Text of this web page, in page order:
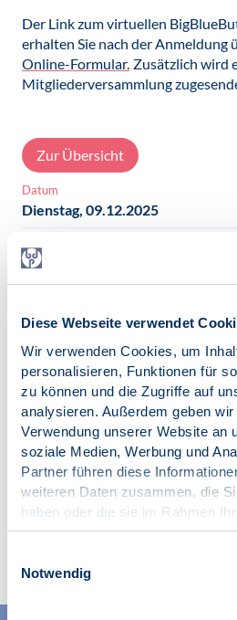
Diese Webseite verwendet
Wir verwenden Cookies, um
personalisieren, Funktionen für
zu können und die Zugriffe auf
analysieren. Außerdem geben
Verwendung unserer Website an
soziale Medien, Werbung und
Partner führen diese
weiteren Daten zusammen, die
haben oder die sie im Rahmen
gesammelt haben.
Notwendig
Der Link zum virtuellen
erhalten Sie nach der Anmeldung
Online-Formular. Zusätzlich wird
Mitgliederversammlung
Zur Übersicht
Datum
Dienstag, 09.12.2025
Uhrzeit
Beginn: 19:00
Ende: 21:00
Kontakt
britta.richter@go-ahead-
Anmeldung
via Formular
iCalendar
Termin exportieren